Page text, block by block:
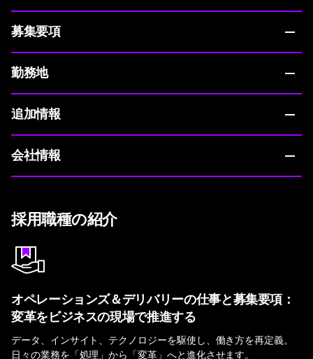
募集要項
勤務地
追加情報
会社情報
採用職種の紹介
オペレーションズ＆デリバリーの仕事と募集要項：
変革をビジネスの現場で推進する
データ、インサイト、テクノロジーを駆使し、働き方を再定義。
日々の業務を「処理」から「変革」へと進化させます。